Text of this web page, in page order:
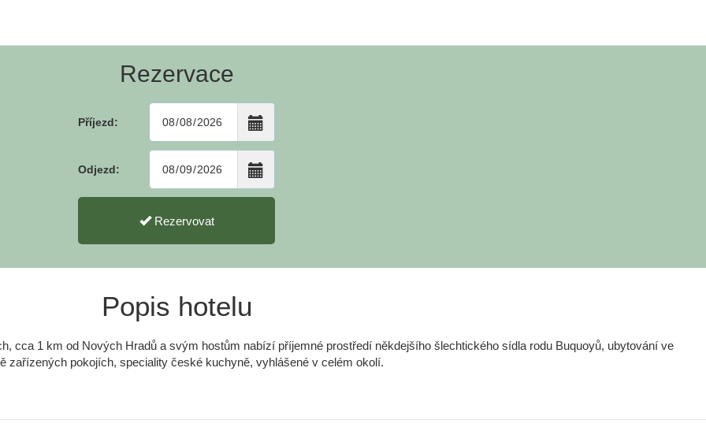
Rezervace
Příjezd:
Odjezd:
Rezervovat
Popis hotelu
cca 1 km od Nových Hradů a svým hostům nabízí příjemné prostředí někdejšího šlechtického sídla rodu Buquoyů, ubytování ve
zařízených pokojích, speciality české kuchyně, vyhlášené v celém okolí.